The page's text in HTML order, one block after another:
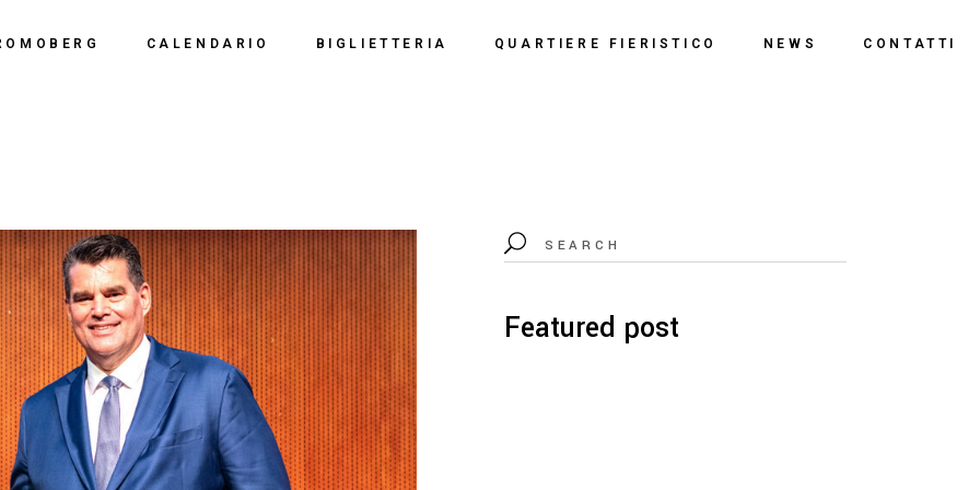
CALENDARIO
Calendario 2023
Calendario 2022
Calendario 2021
Calendario 2020
Calendario 2019
BIGLIETTERIA QUARTIERE FIERISTICO NEWS CONTATTI
Calendario 2026
Calendario 2021
Calendario 2020
Calendario 2019
Polo Espositivo
Featured post